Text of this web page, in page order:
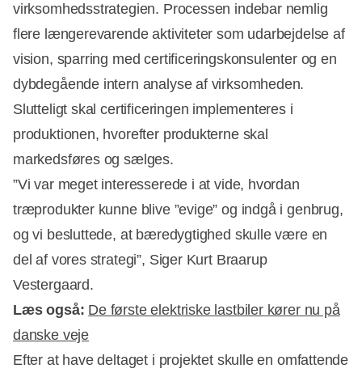
virksomhedsstrategien. Processen indebar nemlig
flere længerevarende aktiviteter som udarbejdelse af
vision, sparring med certificeringskonsulenter og en
dybdegående intern analyse af virksomheden.
Slutteligt skal certificeringen implementeres i
produktionen, hvorefter produkterne skal
markedsføres og sælges.
”Vi var meget interesserede i at vide, hvordan
træprodukter kunne blive ”evige” og indgå i genbrug,
og vi besluttede, at bæredygtighed skulle være en
del af vores strategi”, Siger Kurt Braarup
Vestergaard.
Læs også: De første elektriske lastbiler kører nu på
danske veje
Efter at have deltaget i projektet skulle en omfattende